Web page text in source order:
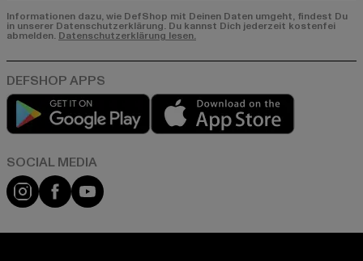
Informationen dazu, wie DefShop mit Deinen Daten umgeht, findest Du
in unserer Datenschutzerklärung. Du kannst Dich jederzeit kostenfei
abmelden. Datenschutzerklärung lesen.
Play market
Instagram
FacebookYouTube